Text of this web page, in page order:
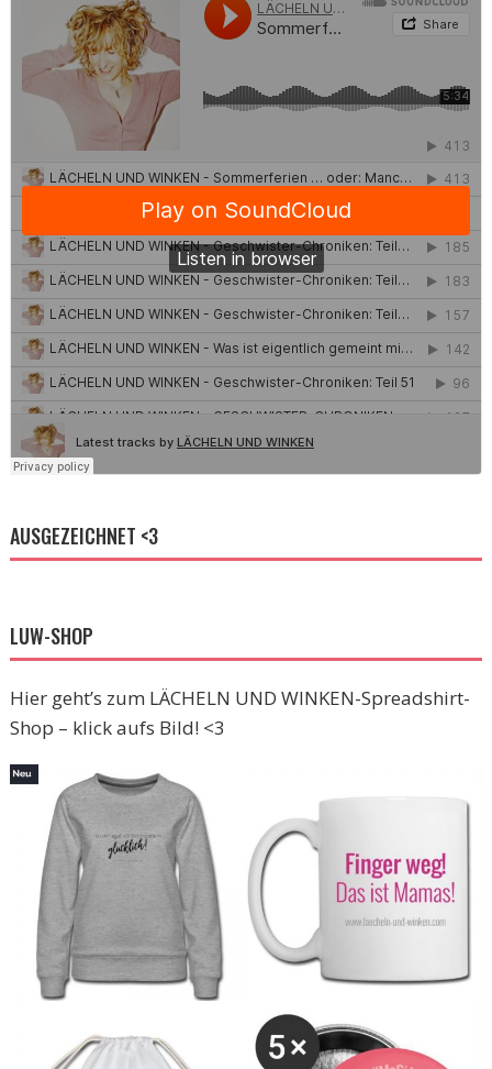
AUSGEZEICHNET <3
LUW-SHOP
Hier geht’s zum LÄCHELN UND WINKEN-Spreadshirt-
Shop – klick aufs Bild! <3